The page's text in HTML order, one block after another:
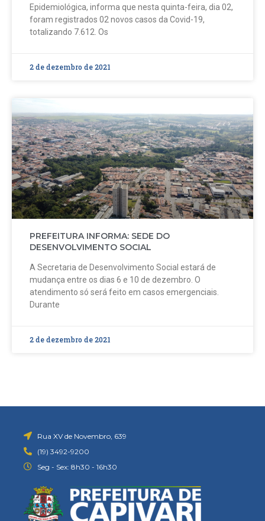
Epidemiológica, informa que nesta quinta-feira, dia 02,
foram registrados 02 novos casos da Covid-19,
totalizando 7.612. Os
2 de dezembro de 2021
PREFEITURA INFORMA: SEDE DO
DESENVOLVIMENTO SOCIAL
A Secretaria de Desenvolvimento Social estará de
mudança entre os dias 6 e 10 de dezembro. O
atendimento só será feito em casos emergenciais.
Durante
2 de dezembro de 2021
Rua XV de Novembro, 639
(19) 3492-9200
Seg - Sex: 8h30 - 16h30